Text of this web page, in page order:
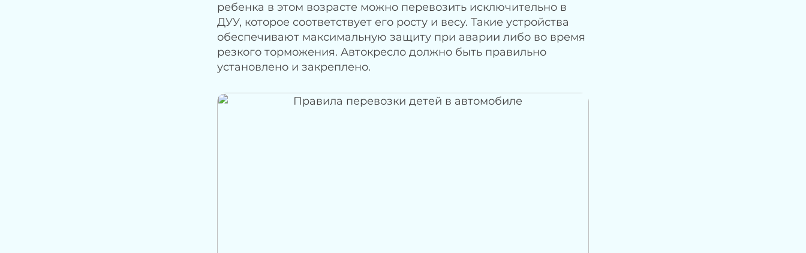
ребенка в этом возрасте можно перевозить исключительно в
ДУУ, которое соответствует его росту и весу. Такие устройства
обеспечивают максимальную защиту при аварии либо во время
резкого торможения. Автокресло должно быть правильно
установлено и закреплено.